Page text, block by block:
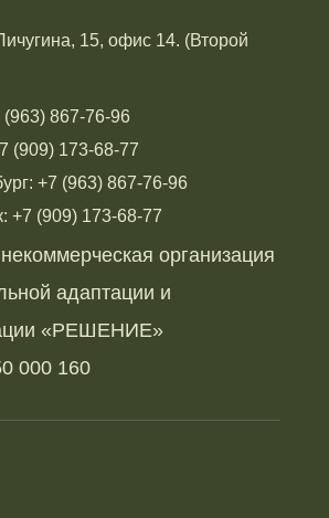
15, офис 14. (Второй
(963) 867-76-96
(909) 173-68-77
+7 (963) 867-76-96
+7 (909) 173-68-77
организация
адаптации и
«РЕШЕНИЕ»
000 160